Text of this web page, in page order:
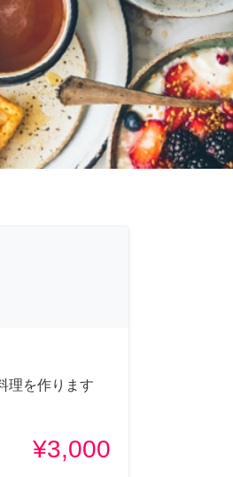
理を作ります
¥3,000